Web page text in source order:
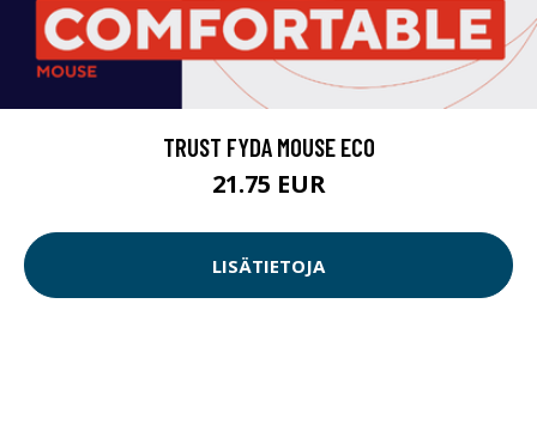
TRUST FYDA MOUSE ECO
21.75 EUR
LISÄTIETOJA